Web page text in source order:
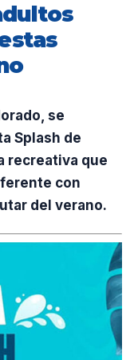
se
Splash de
recreativa que
con
del verano.